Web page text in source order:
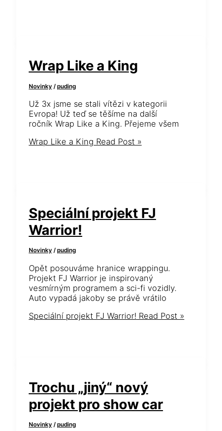
Wrap Like a King
Novinky/puding
Už 3x jsme se stali vítězi v kategorii
Evropa! Už teď se těšíme na další
ročník Wrap Like a King. Přejeme všem
Wrap Like a King Read Post »
Speciální projekt FJ
Warrior!
Novinky/puding
Opět posouváme hranice wrappingu.
Projekt FJ Warrior je inspirovaný
vesmírným programem a sci-fi vozidly.
Auto vypadá jakoby se právě vrátilo
Speciální projekt FJ Warrior! Read Post »
Trochu „jiný“ nový
projekt pro show car
Novinky/puding